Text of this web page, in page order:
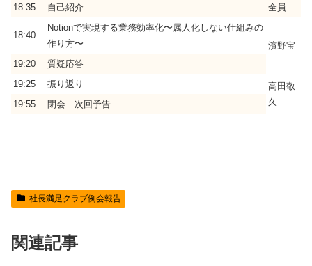
18:35
自己紹介 全員
18:40
Notionで実現する業務効率化〜属人化しない仕組みの
作り方〜
濱野宝
19:20
質疑応答
19:25
振り返り
高田敬
久
19:55 閉会 次回予告
社長満足クラブ例会報告
関連記事